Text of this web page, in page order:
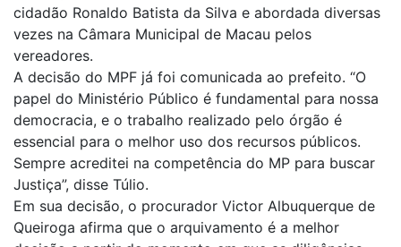
cidadão Ronaldo Batista da Silva e abordada diversas
vezes na Câmara Municipal de Macau pelos
vereadores.
A decisão do MPF já foi comunicada ao prefeito. “O
papel do Ministério Público é fundamental para nossa
democracia, e o trabalho realizado pelo órgão é
essencial para o melhor uso dos recursos públicos.
Sempre acreditei na competência do MP para buscar
Justiça”, disse Túlio.
Em sua decisão, o procurador Victor Albuquerque de
Queiroga afirma que o arquivamento é a melhor